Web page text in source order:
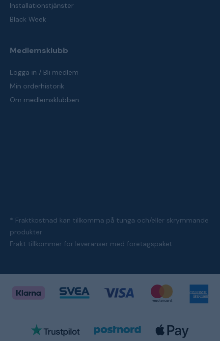
Installationstjänster
Black Week
Medlemsklubb
Logga in / Bli medlem
Min orderhistorik
Om medlemsklubben
* Fraktkostnad kan tillkomma på tunga och/eller skrymmande
produkter
Frakt tillkommer för leveranser med företagspaket